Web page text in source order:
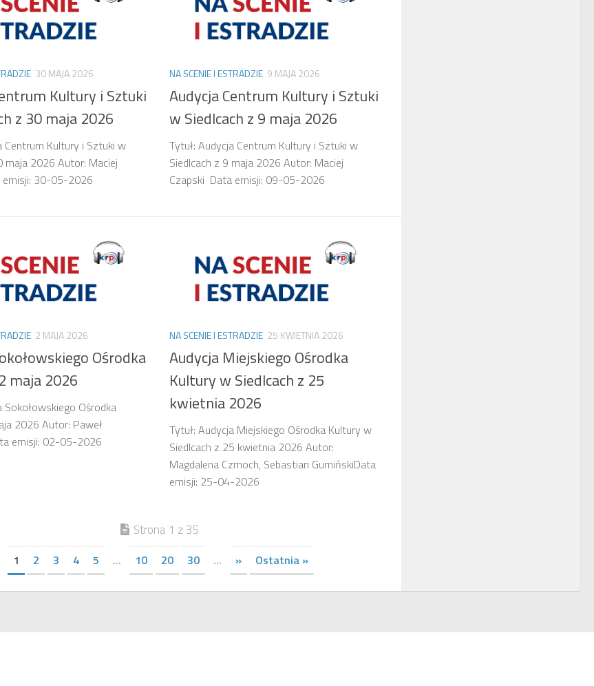
30 MAJA 2026
Kultury i Sztuki
z 30 maja 2026
Centrum Kultury i Sztuki w
maja 2026 Autor: Maciej
emisji: 30-05-2026
NA SCENIE I ESTRADZIE 9 MAJA 2026
Audycja Centrum Kultury i Sztuki
w Siedlcach z 9 maja 2026
Tytuł: Audycja Centrum Kultury i Sztuki w
Siedlcach z 9 maja 2026 Autor: Maciej
Czapski Data emisji: 09-05-2026
2 MAJA 2026
Ośrodka
maja 2026
Sokołowskiego Ośrodka
2026 Autor: Paweł
emisji: 02-05-2026
NA SCENIE I ESTRADZIE 25 KWIETNIA 2026
Audycja Miejskiego Ośrodka
Kultury w Siedlcach z 25
kwietnia 2026
Tytuł: Audycja Miejskiego Ośrodka Kultury w
Siedlcach z 25 kwietnia 2026 Autor:
Magdalena Czmoch, Sebastian GumińskiData
emisji: 25-04-2026
Strona 1 z 35
1 2 3 4 5 ... 10 20 30 ... » Ostatnia »